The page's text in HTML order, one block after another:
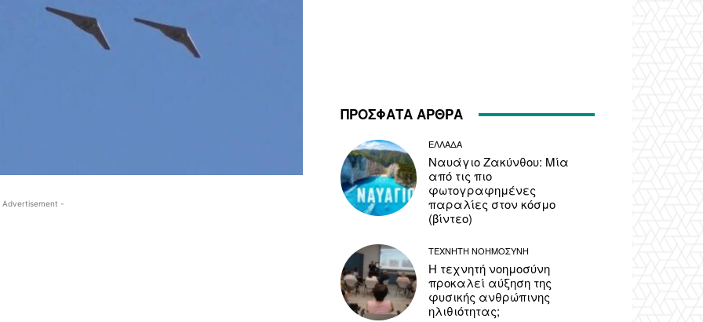
-
ΠΡΟΣΦΑΤΑ ΑΡΘΡΑ
ΕΛΛΑΔΑ
Ναυάγιο Ζακύνθου: Μία
από τις πιο
φωτογραφημένες
παραλίες στον κόσμο
(βίντεο)
ΤΕΧΝΗΤΗ ΝΟΗΜΟΣΥΝΗ
Η τεχνητή νοημοσύνη
προκαλεί αύξηση της
φυσικής ανθρώπινης
ηλιθιότητας;